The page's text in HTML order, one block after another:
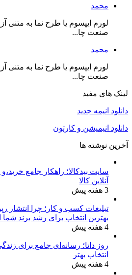
محمد
لورم ایپسوم یا طرح‌ نما به متنی
صنعت چا...
محمد
لورم ایپسوم یا طرح‌ نما به متنی
صنعت چا...
لینک های مفید
دانلود انیمه جدید
دانلود انیمیشن و کارتون
آخرین نوشته ها
سایت بیدکالا؛ راهکار جامع
آنلاین کالا
3 هفته پیش
تبلیغات کسب و کار؛ چرا انتشار
بهترین انتخاب برای رشد برند
4 هفته پیش
روز داتا؛ رسانه‌ای جامع برای
انتخاب بهتر
4 هفته پیش